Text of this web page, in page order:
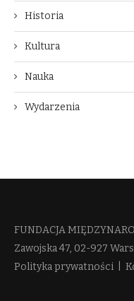
Historia
Kultura
Nauka
Wydarzenia
FUNDACJA
Zawojska 47, 02-927
Polityka prywatności